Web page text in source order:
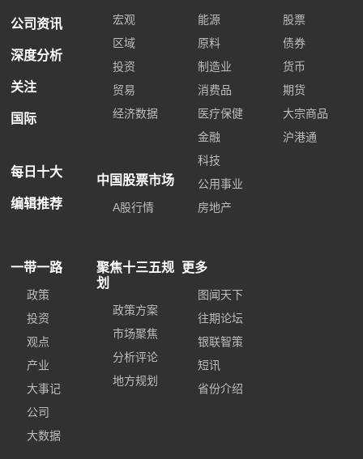
公司资讯
深度分析
关注
国际
每日十大
编辑推荐
宏观
区域
投资
贸易
经济数据
中国股票市场
A股行情
能源
原料
制造业
消费品
医疗保健
金融
科技
公用事业
房地产
股票
债券
货币
期货
大宗商品
沪港通
一带一路
政策
投资
观点
产业
大事记
公司
大数据
聚焦十三五规
划
政策方案
市场聚焦
分析评论
地方规划
更多
图闻天下
往期论坛
银联智策
短讯
省份介绍